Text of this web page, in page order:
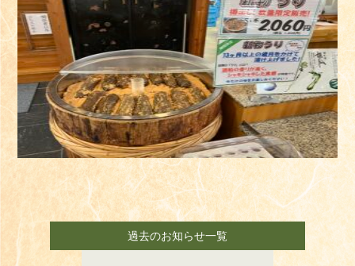
過去のお知らせ一覧